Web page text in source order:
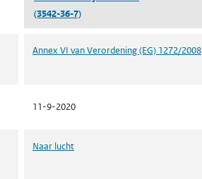
(3542-36-7)
Annex VI van Verordening (EG) 1272/2008
11-9-2020
Naar lucht